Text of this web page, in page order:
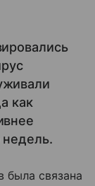
как
недель.
была связана